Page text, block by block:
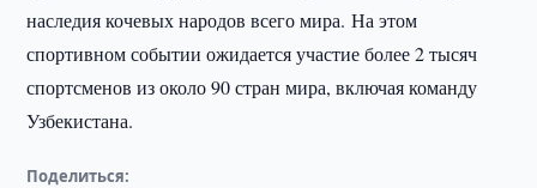
наследия кочевых народов всего мира. На этом
спортивном событии ожидается участие более 2 тысяч
спортсменов из около 90 стран мира, включая команду
Узбекистана.
Поделиться: